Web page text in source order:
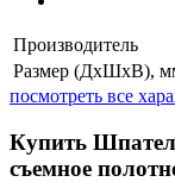
Производитель
Размер (ДхШхВ),
посмотреть все
Купить
съемное